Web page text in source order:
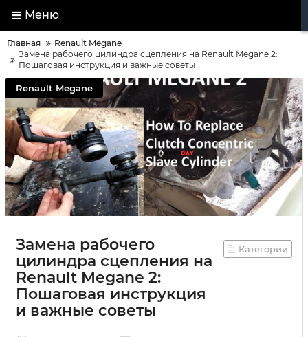
Меню
Главная
Renault Megane
Замена рабочего цилиндра сцепления на Renault Megane 2:
Пошаговая инструкция и важные советы
Renault Megane
Замена рабочего
цилиндра сцепления на
Renault Megane 2:
Пошаговая инструкция
и важные советы
Категории